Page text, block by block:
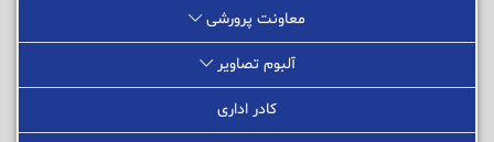
معاونت پرورشی
آلبوم تصاویر
کادر اداری